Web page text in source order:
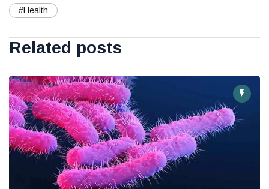
#Health
Related posts